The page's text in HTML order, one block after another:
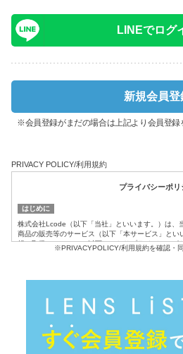
LINEでログ
新規会員登
※会員登録がまだの場合は上記より会員登録
PRIVACY POLICY/利用規約
プライバシーポリ
はじめに
株式会社Lcode（以下「当社」といいます。）は、
商品の販売等のサービス（以下「本サービス」と
報の取扱いについて、以下のとおりプライバシー
1.利用目的
本サービス提供にかかわるお客様の個人情報の具体
お客様に対して、当社の商品やサービスをご紹
当社において、お客様に代行してご注文手続き
うため。
プレゼント、キャンペーンなどへの応募に対応
お客様からの各種お問い合わせに対して回答を
※PRIVACYPOLICY/利用規約を確認・